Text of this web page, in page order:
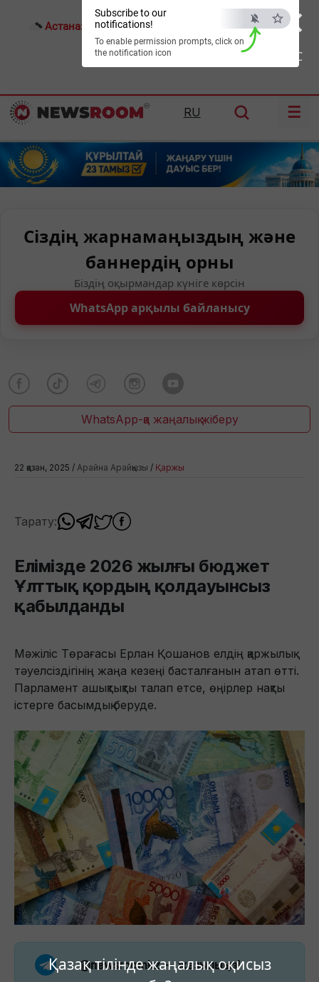
×
ESC
Қазақ тілінде жаңалық оқисыз
Subscribe to our
notifications!
To enable permission prompts, click on
the notification icon
Астана: 17°C Алматы: Шымкент:21°C
RU ☰
Сіздің жарнамаңыздың және
баннердің орны
Біздің оқырмандар күніге көрсін
WhatsApp арқылы байланысу
WhatsApp-қа жаңалық жіберу
22 қазан, 2025 / Арайна Арайқызы / Қаржы
Тарату:
Елімізде 2026 жылғы бюджет
Ұлттық қордың қолдауынсыз
қабылданды
Мәжіліс Төрағасы Ерлан Қошанов елдің қаржылық
тәуелсіздігінің жаңа кезеңі басталғанын атап өтті.
Парламент ашықтықты талап етсе, өңірлер нақты
істерге басымдық беруде.
@newsroomkz— жазылыңыз!